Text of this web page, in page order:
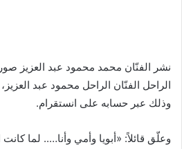
نشر الفنّان محمد محمود عبد العزيز
الراحل الفنّان الراحل محمود عبد
وذلك عبر حسابه على انستقرام.
وعلّق قائلاً: «أبويا وأمي وأنا….. لما